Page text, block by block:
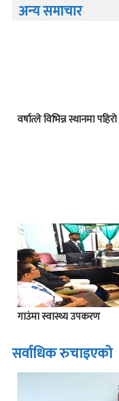
अन्य समाचार
वर्षात्ले विभिन्न स्थानमा पहिरो
गाउंमा स्वास्थ्य उपकरण
सर्वाधिक रुचाइएको